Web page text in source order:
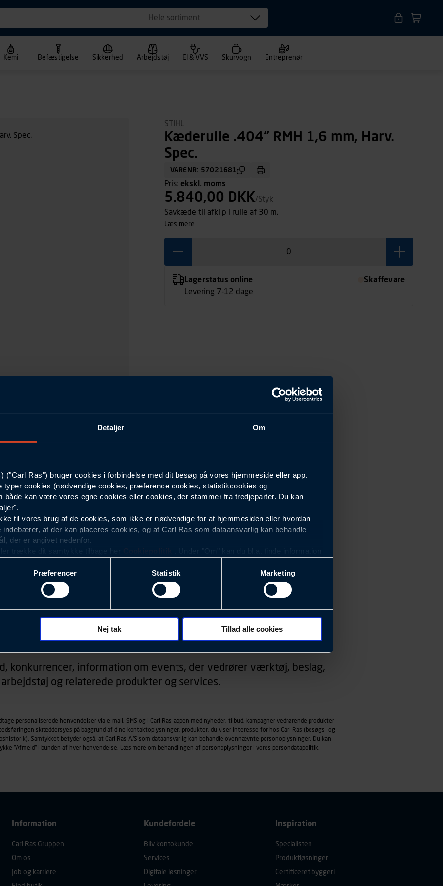
Detaljer Om
("Carl Ras") bruger cookies i forbindelse med dit besøg på vores hjemmeside eller app.
typer cookies (nødvendige cookies, præference cookies, statistikcookies og
både kan være vores egne cookies eller cookies, der stammer fra tredjeparter. Du kan
til vores brug af de cookies, som ikke er nødvendige for at hjemmesiden eller hvordan
indebærer, at der kan placeres cookies, og at Carl Ras som dataansvarlig kan behandle
der er angivet nedenfor.
trække dit samtykke tilbage her
. Under "Om" kan du bl.a. finde information
med det formål at optimere design, brugervenlighed og effektiviteten af vores
analyser af, hvilke oplysninger der er mest populære, og som derfor skal være nemme at
hvad der klikkes på, sider/indhold der besøges, browsertype, søgeord, IP-adresse,
(computer, smartphone mv.) samt de features, der anvendes.
browsertype, søgeord, IP-adresse, informationer om enhedstype (computer,
der anvendes.
persondatapolitik, der indeholder yderligere information om behandling af
Præferencer Statistik Marketing
Nej tak Tillad alle cookies
Hele sortiment
Kemi Befæstigelse Sikkerhed Arbejdstøj El & VVS Skurvogn Entreprenør
1.6
.404"
STIHL
Kæderulle .404" RMH 1,6 mm, Harv.
Spec.
VARENR: 57021681
Pris: ekskl. moms
5.840,00 DKK/Styk
Savkæde til afklip i rulle af 30 m.
læs mere
Lagerstatus online
Levering 7-12 dage
Skaffevare
Nyhedsbrev
konkurrencer, information om events, der vedrører værktøj, beslag,
arbejdstøj og relaterede produkter og services.
personaliserede henvendelser via e-mail, SMS og i Carl Ras-appen med nyheder, tilbud, kampagner vedrørende produkter
skræddersyes på baggrund af dine kontaktoplysninger, produkter, du viser interesse for hos Carl Ras (besøgs- og
Samtykket betyder også, at Carl Ras A/S som dataansvarlig kan behandle ovennævnte personoplysninger. Du kan
"Afmeld" i bunden af hver henvendelse. Læs mere om behandlingen af personoplysninger i vores persondatapolitik.
Information
Carl Ras Gruppen
Om os
Job og karriere
Kundefordele
Bliv kontokunde
Services
Digitale løsninger
Inspiration
Specialisten
Produktløsninger
Certificeret byggeri